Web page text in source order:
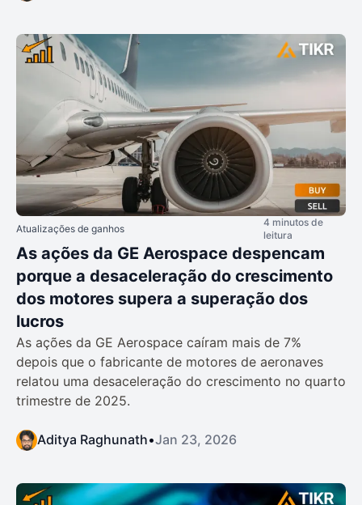
Atualizações de ganhos
4 minutos de
leitura
As ações da GE Aerospace despencam
porque a desaceleração do crescimento
dos motores supera a superação dos
lucros
As ações da GE Aerospace caíram mais de 7%
depois que o fabricante de motores de aeronaves
relatou uma desaceleração do crescimento no quarto
trimestre de 2025.
Aditya Raghunath•Jan 23, 2026